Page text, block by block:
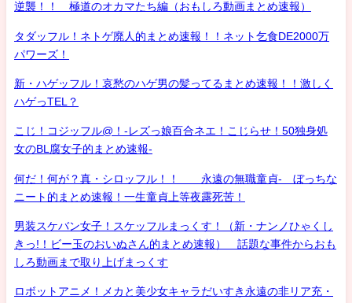
逆襲！！ 極道のオカマたち編（おもしろ動画まとめ速報）
タダッフル！ネトゲ廃人的まとめ速報！！ネット乞食DE2000万
パワーズ！
新・ハゲッフル！哀愁のハゲ男の髪ってるまとめ速報！！激しく
ハゲっTEL？
こじ！コジッフル@！-レズっ娘百合ネエ！こじらせ！50独身処
女のBL腐女子的まとめ速報-
何だ！何が？真・シロッフル！！ 永遠の無職童貞- ぼっちな
ニート的まとめ速報！一生童貞上等夜露死苦！
男装スケバン女子！スケッフルまっくす！（新・ナンノひゃくし
きっ!！ビー玉のおいぬさん的まとめ速報） 話題な事件からおも
しろ動画まで取り上げまっくす
ロボットアニメ！メカと美少女キャラだいすき永遠の非リア充・